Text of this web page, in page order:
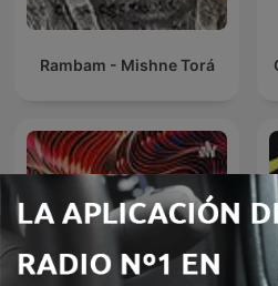
Rambam - Mishne Torá